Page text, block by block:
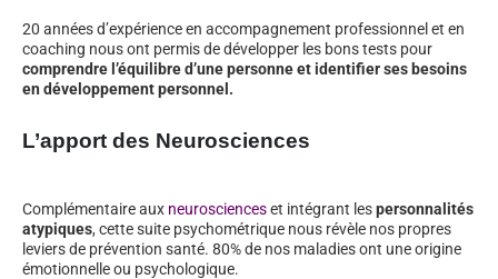
20 années d’expérience en accompagnement professionnel et en
coaching nous ont permis de développer les bons tests pour
comprendre l’équilibre d’une personne et identifier ses besoins
en développement personnel.
L’apport des Neurosciences
Complémentaire aux neuroscienceset intégrant lespersonnalités
atypiques, cette suite psychométrique nous révèle nos propres
leviers de prévention santé. 80% de nos maladies ont une origine
émotionnelle ou psychologique.